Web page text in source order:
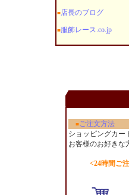
■店長のブログ
■服飾レース.co.jp
■ご注文方法
ショッピングカー
お客様のお好きな
<24時間ご注